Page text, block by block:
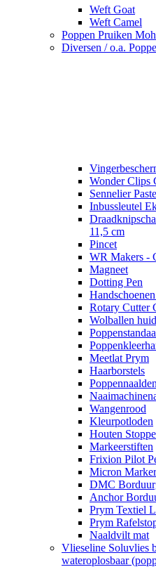
Weft Goat
Weft Camel
Poppen Pruiken
Diversen / o.a.
Wonder Clips
Sennelier
Inbussleutel
11,5 cm
Pincet
WR Makers -
Magneet
Dotting Pen
Rotary Cutter
Wolballen
Meetlat Prym
Haarborstels
Wangenrood
Kleurpotloden
Houten
Markeerstiften
Frixion Pilot
Micron
DMC
Anchor
Prym Textiel
Prym
Naaldvilt mat
Vlieseline Soluvlies
wateroplosbaar